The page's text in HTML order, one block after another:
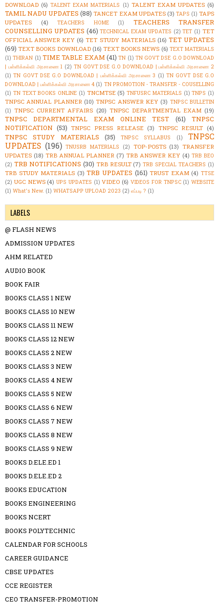
DOWNLOAD (6) TALENT EXAM MATERIALS (1) TALENT EXAM UPDATES (6)
TAMIL NADU UPDATES (88) TANCET EXAM UPDATES (3) TAPS (1) TAPS
UPDATES
(4) TEACHERS HOME (1)
TEACHERS TRANSFER
COUNSELLING UPDATES (46) TECHNICAL EXAM UPDATES (2) TET (1) TET
OFFICIAL ANSWER KEY (6) TET STUDY MATERIALS (16) TET UPDATES
(69) TEXT BOOKS DOWNLOAD (16) TEXT BOOKS NEWS (6) TEXT MATERIALS
(1) THIRAN (1) TIME TABLE EXAM (41) TN (1) TN GOVT DSE G.O DOWNLOAD
| பள்ளிக்கல்வி அரசாணை 1 (2) TN GOVT DSE G.O DOWNLOAD | பள்ளிக்கல்வி அரசாணை 2
(1) TN GOVT DSE G.O DOWNLOAD | பள்ளிக்கல்வி அரசாணை 3 (1) TN GOVT DSE G.O
DOWNLOAD | பள்ளிக்கல்வி அரசாணை 4 (1) TN PROMOTION - TRANSFER - COUSELLING
(1) TN TEXT BOOKS ONLINE (1) TNCMTSE (5) TNFUSRC MATERIALS (1) TNPS (1)
TNPSC ANNUAL PLANNER (10) TNPSC ANSWER KEY (3) TNPSC BULLETIN
(1) TNPSC CURRENT AFFAIRS (20) TNPSC DEPARTMENTAL EXAM (19)
TNPSC DEPARTMENTAL EXAM ONLINE TEST (61)
TNPSC
NOTIFICATION (53) TNPSC PRESS RELEASE (3) TNPSC RESULT (4)
TNPSC STUDY MATERIALS (35) TNPSC SYLLABUS (1)
TNPSC
UPDATES (196) TNUSRB MATERIALS (2) TOP-POSTS (13) TRANSFER
UPDATES (18) TRB ANNUAL PLANNER (7) TRB ANSWER KEY (4) TRB BEO
(2) TRB NOTIFICATIONS (30) TRB RESULT (7) TRB SPECIAL TEACHERS (1)
TRB STUDY MATERIALS (3) TRB UPDATES (161) TRUST EXAM (4) TTSE
(2) UGC NEWS (4) UPS UPDATES (1) VIDEO (6) VIDEOS FOR TNPSC (1) WEBSITE
(1) What's New. (1) WHATSAPP UPLOAD 2023 (2) எப்படி ? (1)
LABELS
@ FLASH NEWS
ADMISSION UPDATES
AHM RELATED
AUDIO BOOK
BOOK FAIR
BOOKS CLASS 1 NEW
BOOKS CLASS 10 NEW
BOOKS CLASS 11 NEW
BOOKS CLASS 12 NEW
BOOKS CLASS 2 NEW
BOOKS CLASS 3 NEW
BOOKS CLASS 4 NEW
BOOKS CLASS 5 NEW
BOOKS CLASS 6 NEW
BOOKS CLASS 7 NEW
BOOKS CLASS 8 NEW
BOOKS CLASS 9 NEW
BOOKS D.ELE.ED 1
BOOKS D.ELE.ED 2
BOOKS EDUCATION
BOOKS ENGINEERING
BOOKS NCERT
BOOKS POLYTECHNIC
CALENDAR FOR SCHOOLS
CAREER GUIDANCE
CBSE UPDATES
CCE REGISTER
CEO TRANSFER-PROMOTION